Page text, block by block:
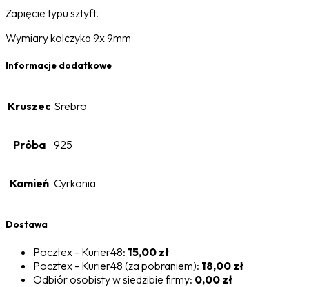
Zapięcie typu sztyft.
Wymiary kolczyka 9x 9mm
Informacje dodatkowe
Kruszec Srebro
Próba 925
Kamień Cyrkonia
Dostawa
Pocztex - Kurier48: 15,00 zł
Pocztex - Kurier48 (za pobraniem): 18,00 zł
Odbiór osobisty w siedzibie firmy: 0,00 zł